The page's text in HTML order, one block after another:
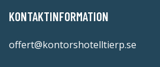
KONTAKTINFORMATION
offert@kontorshotelltierp.se